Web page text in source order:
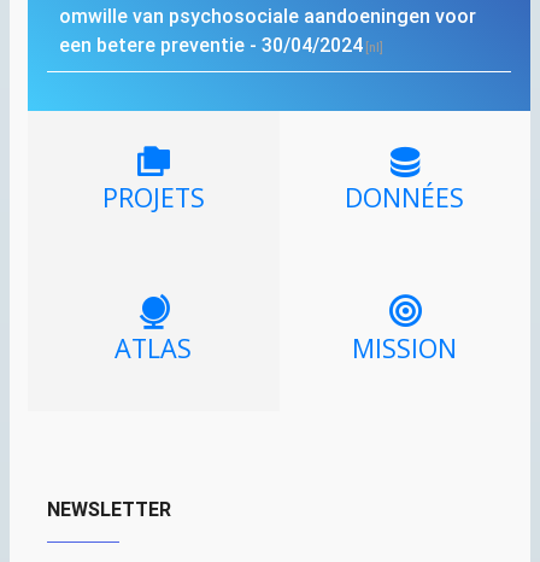
omwille van psychosociale aandoeningen voor
een betere preventie - 30/04/2024
PROJETS DONNÉES
ATLAS MISSION
NEWSLETTER